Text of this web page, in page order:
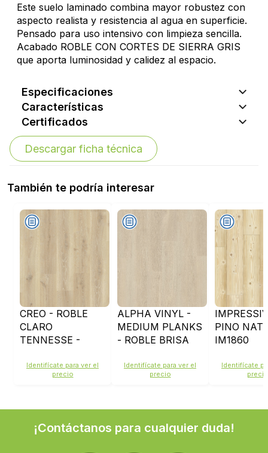
Este suelo laminado combina mayor robustez con
aspecto realista y resistencia al agua en superficie.
Pensado para uso intensivo con limpieza sencilla.
Acabado ROBLE CON CORTES DE SIERRA GRIS
que aporta luminosidad y calidez al espacio.
Especificaciones
Características
Certificados
Descargar ficha técnica
También te podría interesar
CREO - ROBLE
CLARO
TENNESSE -
Identifícate para ver el
precio
ALPHA VINYL -
MEDIUM PLANKS
- ROBLE BRISA
AVMP40080
Identifícate para ver el
precio
PINO
IM1860
Identifícate
precio
¡Contáctanos para cualquier duda!